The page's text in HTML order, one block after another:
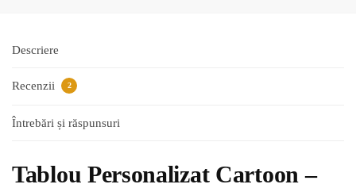
Descriere
Recenzii 2
Întrebări și răspunsuri
Tablou Personalizat Cartoon –